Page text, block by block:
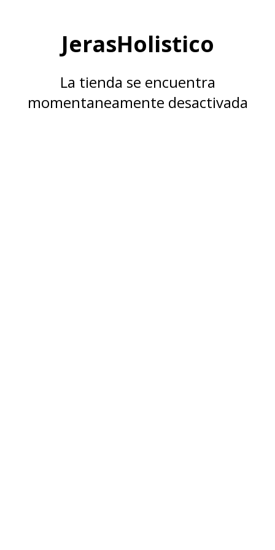
JerasHolistico
La tienda se encuentra
momentaneamente desactivada